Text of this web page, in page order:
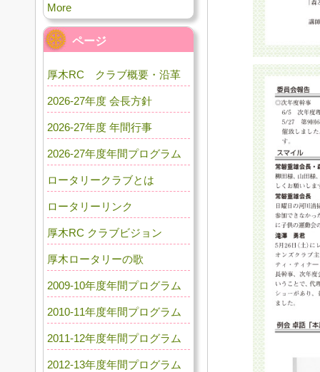
More
ページ
厚木RC クラブ概要・沿革
2026-27年度 会長方針
2026-27年度 年間行事
2026-27年度年間プログラム
ロータリークラブとは
ロータリーリンク
厚木RC クラブビジョン
厚木ロータリーの歌
2009-10年度年間プログラム
2010-11年度年間プログラム
2011-12年度年間プログラム
2012-13年度年間プログラム